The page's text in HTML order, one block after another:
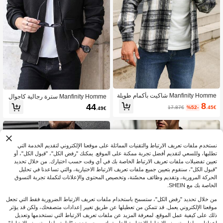
Manfinity Homme شاكيت بأكمام طويلة
بطبعة المربعات للرجال
8.45€
%52-
17.87€
Manfinity Homme سترة رجالية كاجوال
بجيب قابل للطي وسحاب، خريفية
44.49€
نستخدم ملفات تعريف الارتباط والتقنيات المماثلة على موقعنا الإلكتروني لتقديم الخدمة التي
تطلبها، وللسعي لتقديم أفضل تجربة ممكنة على الموقع. يمكنك "رفض الكل"، "قبول الكل"، أو
تعيين تفضيلات ملفات تعريف الارتباط الخاصة بك في أي وقت حسب اختيارك. من خلال تحديد
"قبول الكل"، سنقوم بتعيين جميع ملفات تعريف الارتباط الاختيارية، والتي تساعدنا في تحليل
الحركة المرورية، وتقديم وظائف محسّنة، وتخصيص المحتوى والإعلانات لتكملة تجربة التسوق
الخاصة بك مع SHEIN.
من خلال تحديد "رفض الكل"، ستسمح باستخدام ملفات تعريف الارتباط الضرورية فقط التي تجعل
موقعنا الإلكتروني يعمل. قد تتمكن من تعطيلها عن طريق تغيير إعدادات متصفحك، ولكن قد يؤثر
ذلك على كيفية عمل الموقع. لمعرفة المزيد عن ملفات تعريف الارتباط التي نستخدمها وتعديل